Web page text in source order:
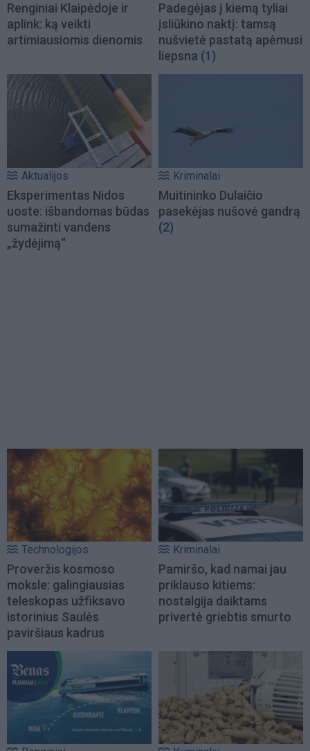
Renginiai Klaipėdoje ir
aplink: ką veikti
artimiausiomis dienomis
Padegėjas į kiemą tyliai
įsliūkino naktį: tamsą
nušvietė pastatą apėmusi
liepsna (1)
Aktualijos
Eksperimentas Nidos
uoste: išbandomas būdas
sumažinti vandens
„žydėjimą“
Kriminalai
Muitininko Dulaičio
pasekėjas nušovė gandrą
(2)
Technologijos
Proveržis kosmoso
moksle: galingiausias
teleskopas užfiksavo
istorinius Saulės
paviršiaus kadrus
Kriminalai
Pamiršo, kad namai jau
priklauso kitiems:
nostalgija daiktams
privertė griebtis smurto